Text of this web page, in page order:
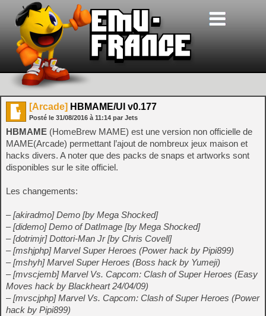
[Arcade] HBMAME/UI v0.177
Posté le 31/08/2016 à 11:14 par Jets
HBMAME (HomeBrew MAME) est une version non officielle de
MAME(Arcade) permettant l’ajout de nombreux jeux maison et
hacks divers. A noter que des packs de snaps et artworks sont
disponibles sur le site officiel.
Les changements:
– [akiradmo] Demo [by Mega Shocked]
– [didemo] Demo of DatImage [by Mega Shocked]
– [dotrimjr] Dottori-Man Jr [by Chris Covell]
– [mshjphp] Marvel Super Heroes (Power hack by Pipi899)
– [mshyh] Marvel Super Heroes (Boss hack by Yumeji)
– [mvscjemb] Marvel Vs. Capcom: Clash of Super Heroes (Easy
Moves hack by Blackheart 24/04/09)
– [mvscjphp] Marvel Vs. Capcom: Clash of Super Heroes (Power
hack by Pipi899)